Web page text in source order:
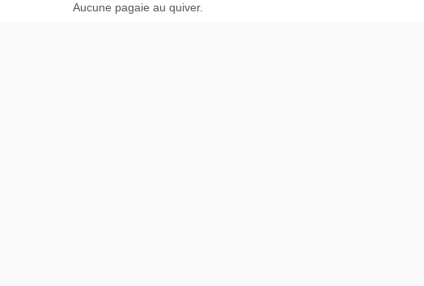
Aucune pagaie au quiver.